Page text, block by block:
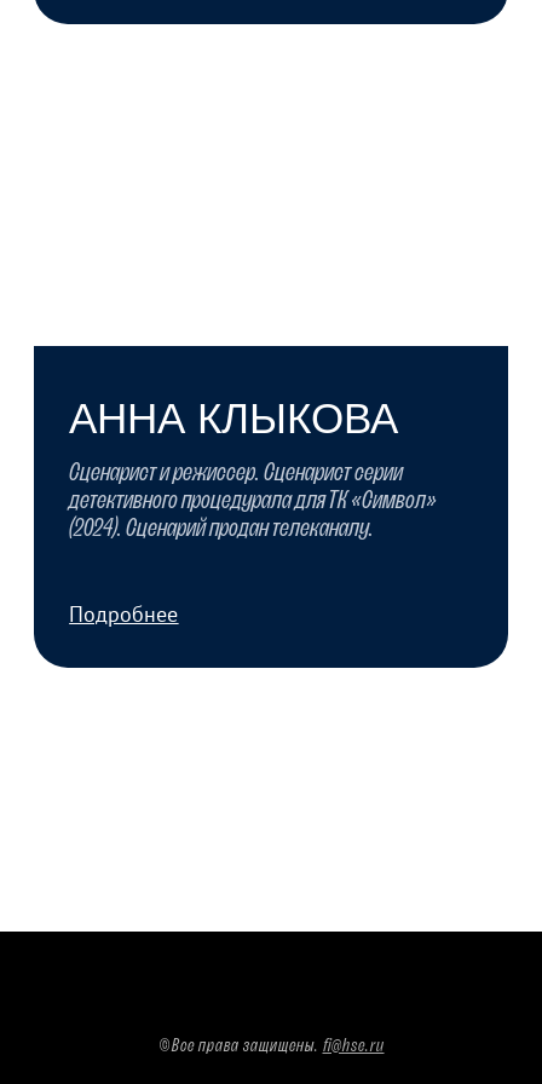
©Все права защищены. fi@hse.ru